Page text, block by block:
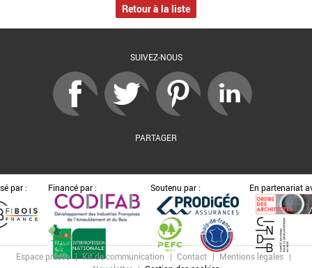
Retour à la liste
SUIVEZ-NOUS
PARTAGER
par : Financé par : Soutenu par : En partenariat
Espace presse Kit de communication Contact
Mentions légales